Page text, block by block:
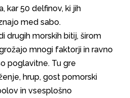
kar 50 delfinov, ki jih
med sabo.
drugih morskih bitij, širom
mnogi faktorji in ravno
poglavitne. Tu gre
hrup, gost pomorski
in vsesplošno